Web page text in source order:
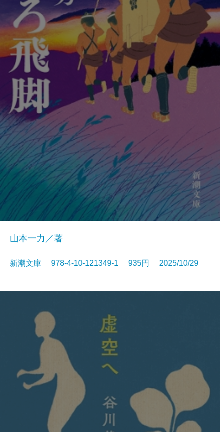
山本一力／著
新潮文庫 978-4-10-121349-1 935円 2025/10/29